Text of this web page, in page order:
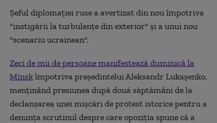
Şeful diplomaţiei ruse a avertizat din nou împotriva
"instigării la turbulenţe din exterior" şi a unui nou
"scenariu ucrainean".
Zeci de mii de persoane manifestează duminică la
Minskîmpotriva preşedintelui Aleksandr Lukaşenko,
menţinând presiunea după două săptămâni de la
declanşarea unei mişcări de protest istorice pentru a
denunţa scrutinul despre care opoziţia spune că a